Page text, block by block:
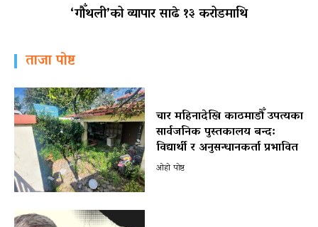
‘गौँथली’को व्यापार साढे १३ करोडमाथि
ताजा पोष्ट
चार महिनादेखि काठमाडौँ उपत्यका
सार्वजनिक पुस्तकालय बन्द:
विद्यार्थी र अनुसन्धानकर्ता प्रभावित
ओहो पोष्ट